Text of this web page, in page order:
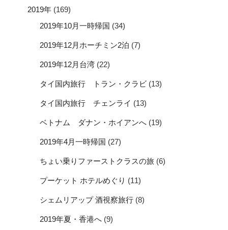
2019年 (169)
2019年10月一時帰国 (34)
2019年12月ホーチミン2泊 (7)
2019年12月台湾 (22)
タイ国内旅行 トラン・クラビ (13)
タイ国内旅行 チェンライ (13)
ベトナム ダナン・ホイアンへ (19)
2019年4月一時帰国 (27)
ちょい乗りファーストクラスの旅 (6)
プーケット ホテルめぐり (11)
シェムリアップ 酒視察旅行 (8)
2019年夏・香港へ (9)